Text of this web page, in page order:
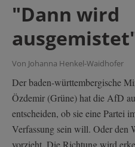
"Dann wird
Von Johanna Henkel-Waidhofer
Der baden-württembergische
Özdemir (Grüne) hat die AfD
entscheiden, ob sie eine Partei
Verfassung sein will. Oder den
vorzieht. Die Richtung wird